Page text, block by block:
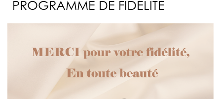
PROGRAMME DE FIDÉLITÉ